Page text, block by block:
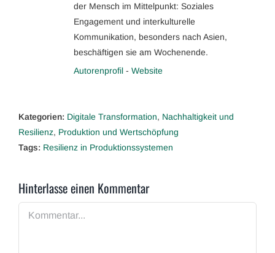
der Mensch im Mittelpunkt: Soziales
Engagement und interkulturelle
Kommunikation, besonders nach Asien,
beschäftigen sie am Wochenende.
Autorenprofil - Website
Kategorien: Digitale Transformation, Nachhaltigkeit und
Resilienz, Produktion und Wertschöpfung
Tags: Resilienz in Produktionssystemen
Hinterlasse einen Kommentar